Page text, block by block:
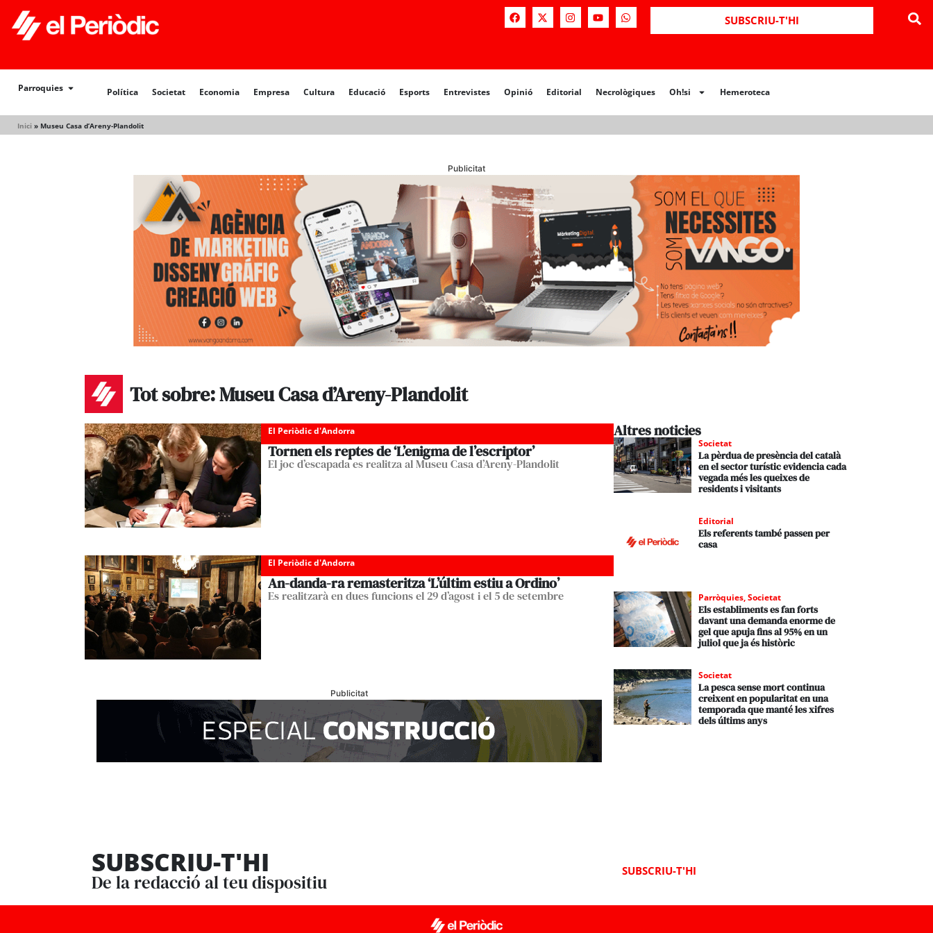
SUBSCRIU-T'HI
Parroquies Política Societat Economia Empresa Cultura Educació Esports Entrevistes Opinió Editorial Necrològiques Oh!si Hemeroteca
Inici » Museu Casa d’Areny-Plandolit
Política Societat Opinió Editorial Necrològiques Hemeroteca
Publicitat
Tot sobre: Museu Casa d’Areny-Plandolit
El Periòdic d'Andorra
Tornen els reptes de ‘L’enigma de l’escriptor’
El joc d’escapada es realitza al Museu Casa d’Areny-Plandolit
El Periòdic d'Andorra
An-danda-ra remasteritza ‘L’últim estiu a Ordino’
Es realitzarà en dues funcions el 29 d’agost i el 5 de setembre
Publicitat
Altres noticies
Societat
La pèrdua de presència del català
en el sector turístic evidencia cada
vegada més les queixes de
residents i visitants
Editorial
Els referents també passen per
casa
Parròquies,Societat
Els establiments es fan forts
davant una demanda enorme de
gel que apuja fins al 95% en un
juliol que ja és històric
Societat
La pesca sense mort continua
creixent en popularitat en una
temporada que manté les xifres
dels últims anys
SUBSCRIU-T'HI
De la redacció al teu dispositiu
SUBSCRIU-T'HI